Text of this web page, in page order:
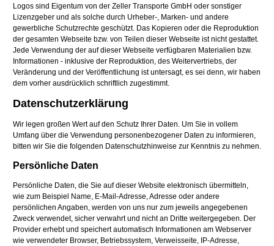
Logos sind Eigentum von der Zeller Transporte GmbH oder sonstiger
Lizenzgeber und als solche durch Urheber-, Marken- und andere
gewerbliche Schutzrechte geschützt. Das Kopieren oder die Reproduktion
der gesamten Webseite bzw. von Teilen dieser Webseite ist nicht gestattet.
Jede Verwendung der auf dieser Webseite verfügbaren Materialien bzw.
Informationen - inklusive der Reproduktion, des Weitervertriebs, der
Veränderung und der Veröffentlichung ist untersagt, es sei denn, wir haben
dem vorher ausdrücklich schriftlich zugestimmt.
Datenschutzerklärung
Wir legen großen Wert auf den Schutz Ihrer Daten. Um Sie in vollem
Umfang über die Verwendung personenbezogener Daten zu informieren,
bitten wir Sie die folgenden Datenschutzhinweise zur Kenntnis zu nehmen.
Persönliche Daten
Persönliche Daten, die Sie auf dieser Website elektronisch übermitteln,
wie zum Beispiel Name, E-Mail-Adresse, Adresse oder andere
persönlichen Angaben, werden von uns nur zum jeweils angegebenen
Zweck verwendet, sicher verwahrt und nicht an Dritte weitergegeben. Der
Provider erhebt und speichert automatisch Informationen am Webserver
wie verwendeter Browser, Betriebssystem, Verweisseite, IP-Adresse,